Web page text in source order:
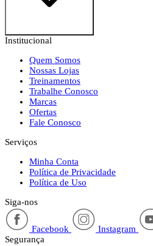
Institucional
Quem Somos
Nossas Lojas
Treinamentos
Trabalhe Conosco
Marcas
Ofertas
Fale Conosco
Serviços
Minha Conta
Política de Privacidade
Política de Uso
Siga-nos
Facebook Instagram
Segurança